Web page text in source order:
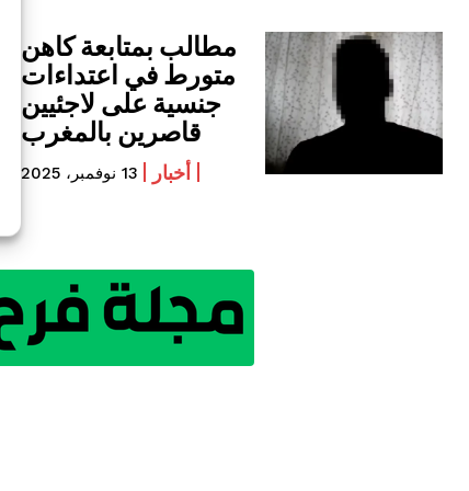
مطالب بمتابعة كاهن
متورط في اعتداءات
جنسية على لاجئيين
قاصرين بالمغرب
أخبار 13 نوفمبر، 2025